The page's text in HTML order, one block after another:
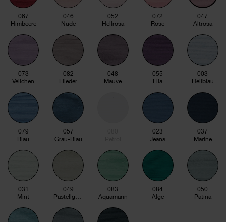
067
Himbeere
046
Nude
052
Hellrosa
072
Rose
047
Altrosa
073
Veilchen
082
Flieder
048
Mauve
055
Lila
003
Hellblau
079
Blau
057
Grau-Blau
023
Jeans
037
Marine
031
Mint
049
083
Aquamarin
084
Alge
050
Patina